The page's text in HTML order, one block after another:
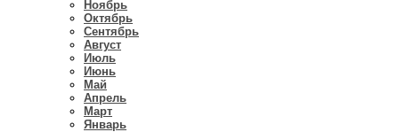
Ноябрь
Октябрь
Сентябрь
Август
Июль
Июнь
Май
Апрель
Март
Январь